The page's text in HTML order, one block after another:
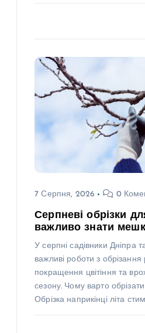
7 Серпня, 2026 0
Серпневі обрізки
важливо знати
У серпні садівники Дніпра
важливі роботи з
покращення цвітіння та
сезону. Чому варто
Обрізка наприкінці літа